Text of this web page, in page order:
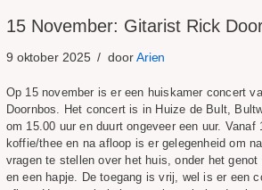
15 November: Gitarist Rick
9 oktober 2025 doorArien
Op 15 november is er een huiskamer concert
Doornbos. Het concert is in Huize de Bult,
om 15.00 uur en duurt ongeveer een uur. Vanaf
koffie/thee en na afloop is er gelegenheid om
vragen te stellen over het huis, onder het genot
en een hapje. De toegang is vrij, wel is er een